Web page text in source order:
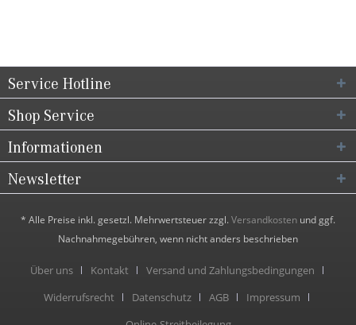
Service Hotline
Shop Service
Informationen
Newsletter
* Alle Preise inkl. gesetzl. Mehrwertsteuer zzgl.Versandkosten und ggf.
Nachnahmegebühren, wenn nicht anders beschrieben
Über uns Kontakt
Versand und Zahlungsbedingungen
Widerrufsrecht
Datenschutz AGB
Impressum